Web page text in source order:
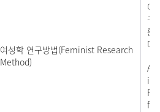
여성학 연구방법(Feminist Research
Method)
여
구
론
다.
for